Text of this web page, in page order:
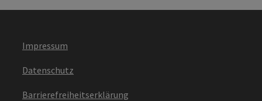
Impressum
Datenschutz
Barrierefreiheitserklärung